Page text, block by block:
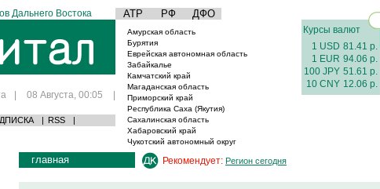
Дальнего Востока АТР РФ ДФО
| 08 Августа, 00:05 |
| RSS |
Амурская область
Бурятия
Еврейская автономная область
Забайкалье
Камчатский край
Магаданская область
Приморский край
Республика Саха (Якутия)
Сахалинская область
Хабаровский край
Чукотский автономный округ
Курсы валют
1 USD 81.41 р.
1 EUR 94.06 р.
100 JPY 51.61 р.
10 CNY 12.06 р.
главная Рекомендует: Регион сегодня